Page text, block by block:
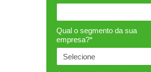
Qual o segmento da sua
empresa?*